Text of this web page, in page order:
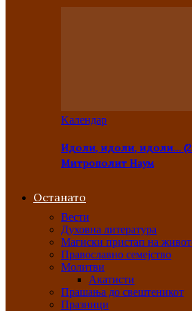
Kалендар
Идоли, идоли, идоли…
Митрополит Наум
Останато
Вести
Духовна литература
Магиски пристап на
Православно семејство
Молитви
Акатисти
Прашања до свештеникот
Празници